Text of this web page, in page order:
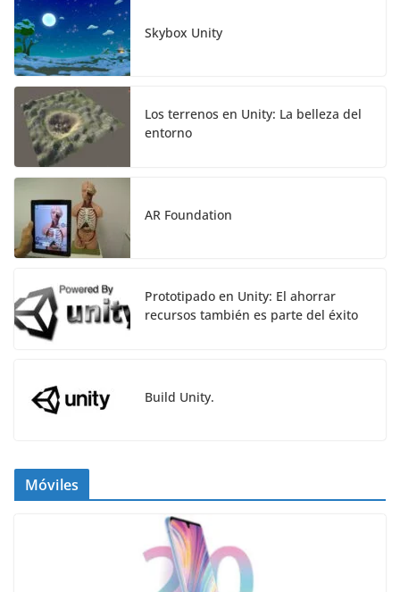
Skybox Unity
Los terrenos en Unity: La belleza del
entorno
AR Foundation
Prototipado en Unity: El ahorrar
recursos también es parte del éxito
Build Unity.
Móviles